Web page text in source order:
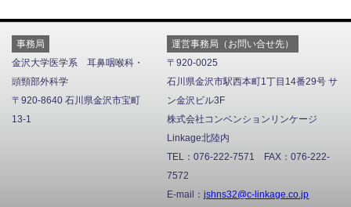
事務局
金沢大学医学系 耳鼻咽喉科・
頭頸部外科学
〒920-8640 石川県金沢市宝町
13-1
運営事務局（お問い合せ先）
〒920-0025
石川県金沢市駅西本町1丁目14番29号 サ
ン金沢ビル3F
株式会社コンベンションリンケージ
Linkage北陸内
TEL：076-222-7571 FAX：076-222-
7572
E-mail：jshns32@c-linkage.co.jp